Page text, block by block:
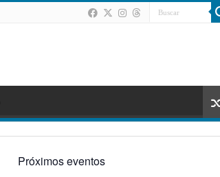
Próximos eventos